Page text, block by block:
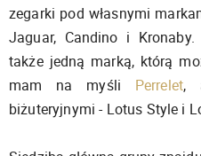
zegarki pod własnymi
Jaguar, Candino i
także jedną marką, którą
mam na myśli Perrelet,
biżuteryjnymi - Lotus Style i